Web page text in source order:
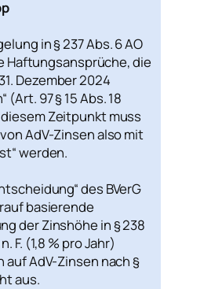
in § 237 Abs. 6 AO
Haftungsansprüche, die
Dezember 2024
(Art. 97 § 15 Abs. 18
diesem Zeitpunkt muss
AdV-Zinsen also mit
werden.
des BVerG
basierende
der Zinshöhe in § 238
F. (1,8 % pro Jahr)
auf AdV-Zinsen nach §
aus.